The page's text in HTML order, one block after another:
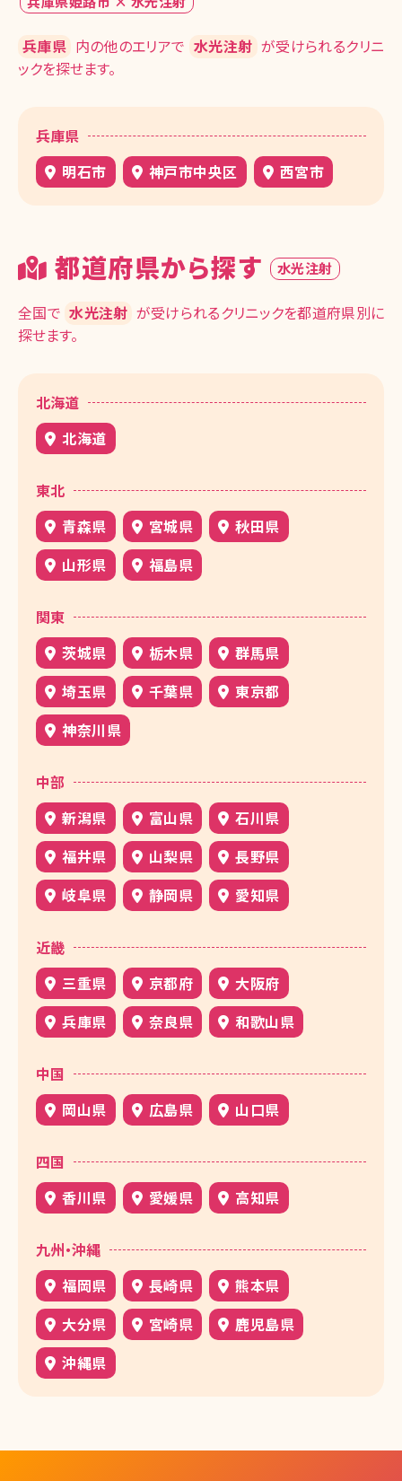
兵庫県 内の他のエリアで 水光注射 が受けられるクリニ
ックを探せます。
兵庫県
明石市
神戸市中央区 西宮市
都道府県から探す 水光注射
全国で 水光注射 が受けられるクリニックを都道府県別に
探せます。
北海道
北海道
東北
青森県
宮城県
秋田県
山形県
福島県
関東
茨城県
栃木県
群馬県
埼玉県
千葉県
東京都
神奈川県
中部
新潟県
富山県
石川県
福井県
山梨県
長野県
岐阜県
静岡県 愛知県
近畿
三重県
京都府
大阪府
兵庫県
奈良県 和歌山県
中国
岡山県
広島県 山口県
四国
香川県
愛媛県 高知県
九州・沖縄
福岡県
長崎県
熊本県
大分県
宮崎県
鹿児島県
沖縄県